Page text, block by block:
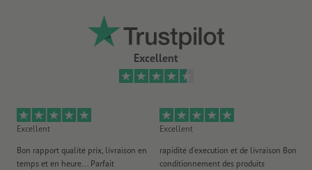
Excellent
Excellent
Bon rapport qualité prix, livraison en
temps et en heure... Parfait
Excellent
rapidité d'execution et de livraison Bon
conditionnement des produits